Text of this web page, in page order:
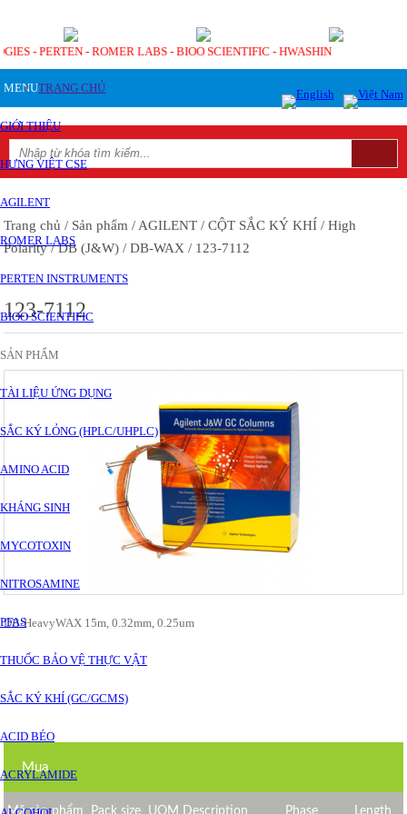
- PERTEN - ROMER LABS - BIOO SCIENTIFIC - HWASHIN
MENUTRANG CHỦ
GIỚI THIỆU
HƯNG VIỆT CSE
AGILENT
ROMER LABS
PERTEN INSTRUMENTS
BIOO SCIENTIFIC
SẢN PHẨM
TÀI LIỆU ỨNG DỤNG
SẮC KÝ LỎNG (HPLC/UHPLC)
AMINO ACID
KHÁNG SINH
MYCOTOXIN
NITROSAMINE
PFAS
THUỐC BẢO VỆ THỰC VẬT
SẮC KÝ KHÍ (GC/GCMS)
ACID BÉO
ACRYLAMIDE
Trang chủ / Sản phẩm / AGILENT / CỘT SẮC KÝ KHÍ / High
Polarity/ DB (J&W) / DB-WAX / 123-7112
123-7112
DB-HeavyWAX 15m, 0.32mm, 0.25um
Mua
Mã sản phẩm Pack size UOM Description Phase Length